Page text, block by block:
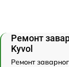
Ремонт
Kyvol
Ремонт